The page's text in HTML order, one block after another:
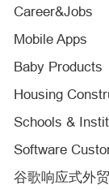
Career&Jobs
Mobile Apps
Baby Products
Housing
Schools &
Software
谷歌响应式外